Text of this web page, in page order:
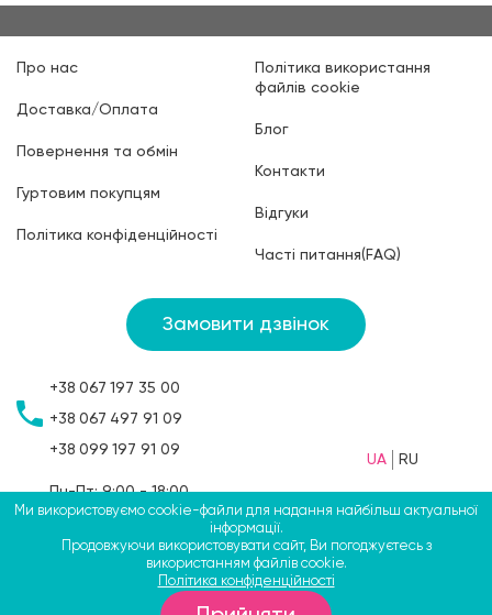
Про нас
Доставка/Оплата
Повернення та обмін
Гуртовим покупцям
Політика конфіденційності
Політика використання
файлів cookie
Блог
Контакти
Відгуки
Часті питання(FAQ)
Замовити дзвінок
+38 067 197 35 00
+38 067 497 91 09
+38 099 197 91 09
Пн-Пт: 9:00 - 18:00
Сб: 9:00 - 15:00
UA RU
©2009-2026 ТМ СВЯТОБУМ, ФОП Больбін Павло
Ми використовуємо cookie-файли для надання найбільш актуальної
інформації.
Продовжуючи використовувати сайт, Ви погоджуєтесь з
використанням файлів cookie.
Політика конфіденційності